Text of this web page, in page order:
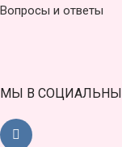
Вопросы и ответы
МЫ В